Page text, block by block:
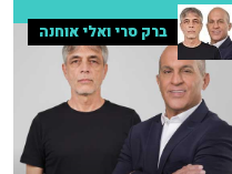
ברק סרי ואלי אוחנה